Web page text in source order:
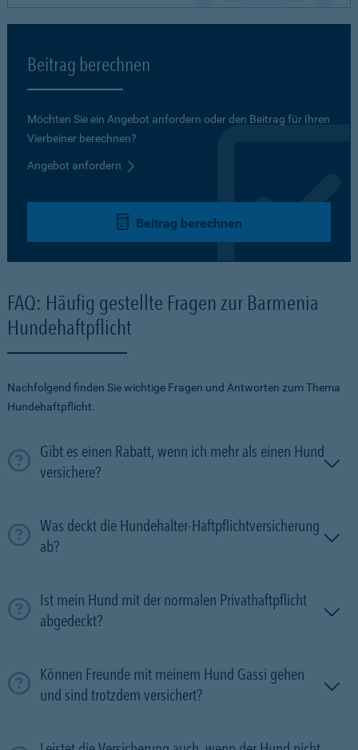
Beitrag berechnen
Möchten Sie ein Angebot anfordern oder den Beitrag für Ihren
Vierbeiner berechnen?
Angebot anfordern
Beitrag berechnen
FAQ: Häufig gestellte Fragen zur Barmenia
Hundehaftpflicht
Nachfolgend finden Sie wichtige Fragen und Antworten zum Thema
Hundehaftpflicht.
Gibt es einen Rabatt, wenn ich mehr als einen Hund
versichere?
Was deckt die Hundehalter-Haftpflichtversicherung
ab?
Ist mein Hund mit der normalen Privathaftpflicht
abgedeckt?
Können Freunde mit meinem Hund Gassi gehen
und sind trotzdem versichert?